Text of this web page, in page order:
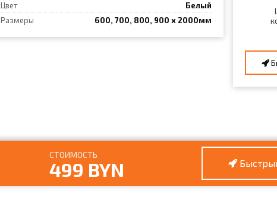
Цвет
Белый
Размеры
600, 700, 800, 900 х 2000мм
СТОИМОСТЬ
499 BYN